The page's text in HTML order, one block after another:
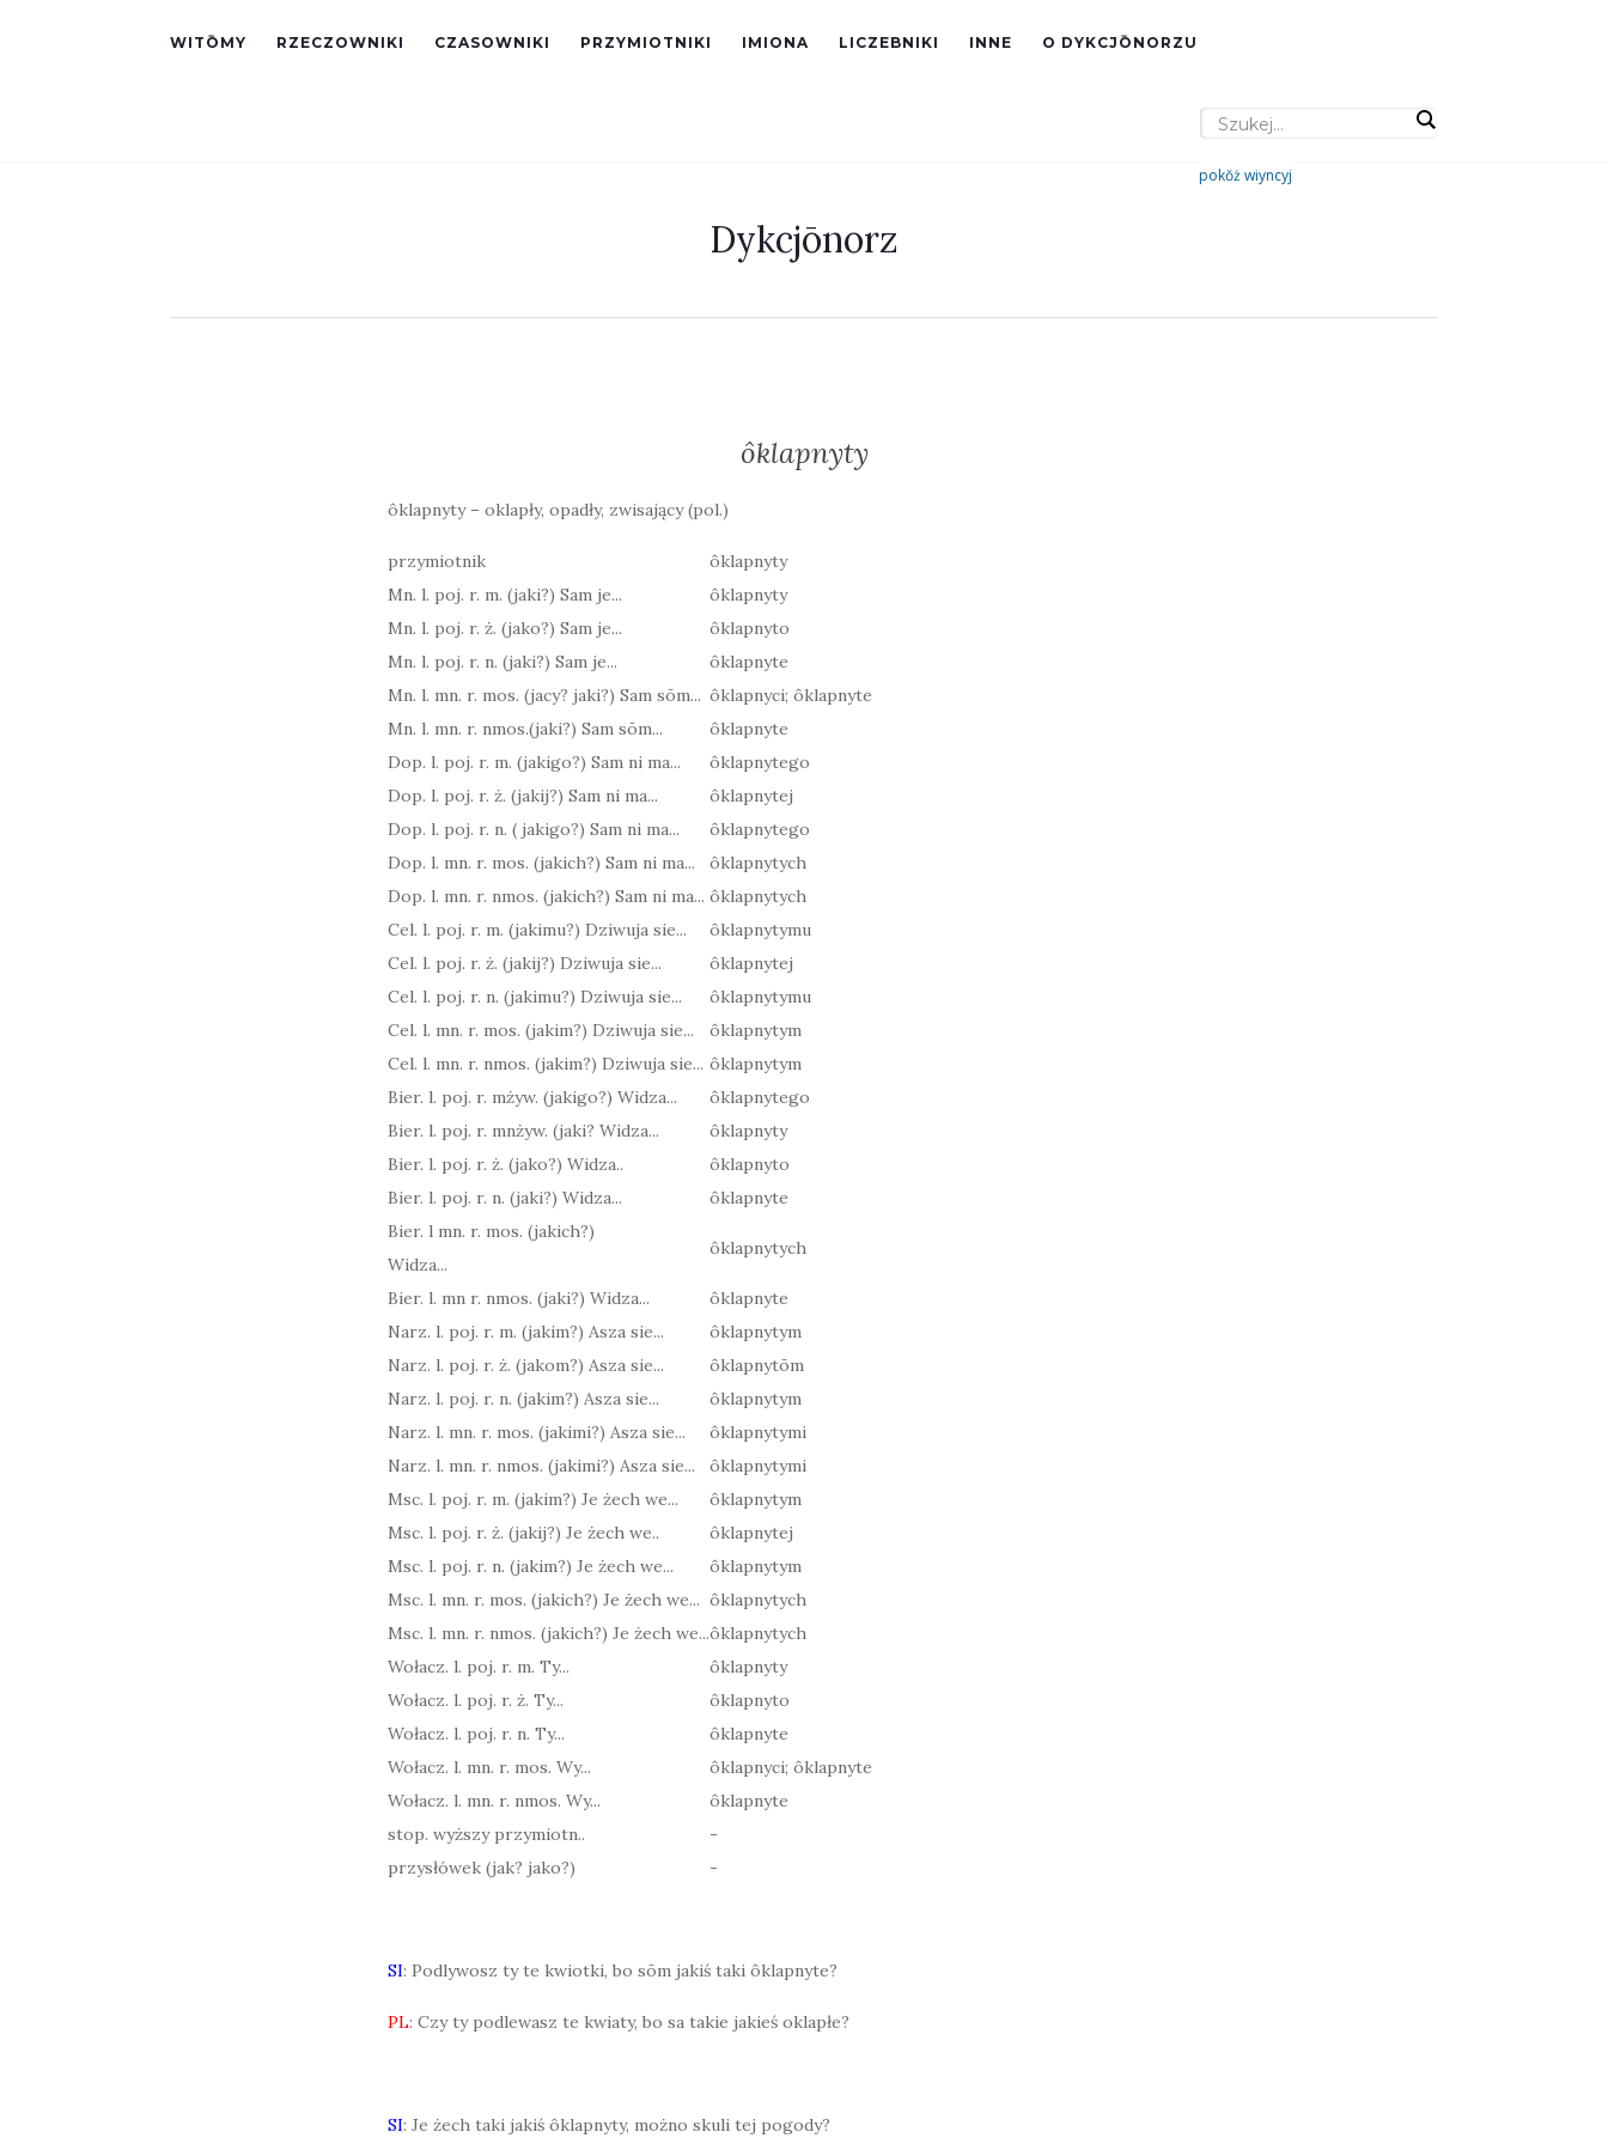
WITŌMY RZECZOWNIKI CZASOWNIKI PRZYMIOTNIKI IMIONA LICZEBNIKI INNE O DYKCJŌNORZU
pokŏż wiyncyj
Dykcjōnorz
ôklapnyty
ôklapnyty – oklapły, opadły, zwisający (pol.)
przymiotnik
ôklapnyty
Mn. l. poj. r. m. (jaki?) Sam je...
ôklapnyty
Mn. l. poj. r. ż. (jako?) Sam je...
ôklapnyto
Mn. l. poj. r. n. (jaki?) Sam je...
ôklapnyte
Mn. l. mn. r. mos. (jacy? jaki?) Sam sōm... ôklapnyci; ôklapnyte
Mn. l. mn. r. nmos.(jaki?) Sam sōm...
ôklapnyte
Dop. l. poj. r. m. (jakigo?) Sam ni ma...
ôklapnytego
Dop. l. poj. r. ż. (jakij?) Sam ni ma...
ôklapnytej
Dop. l. poj. r. n. ( jakigo?) Sam ni ma...
ôklapnytego
Dop. l. mn. r. mos. (jakich?) Sam ni ma...
ôklapnytych
Dop. l. mn. r. nmos. (jakich?) Sam ni ma... ôklapnytych
Cel. l. poj. r. m. (jakimu?) Dziwuja sie...
ôklapnytymu
Cel. l. poj. r. ż. (jakij?) Dziwuja sie...
ôklapnytej
Cel. l. poj. r. n. (jakimu?) Dziwuja sie...
ôklapnytymu
Cel. l. mn. r. mos. (jakim?) Dziwuja sie...
ôklapnytym
Cel. l. mn. r. nmos. (jakim?) Dziwuja sie... ôklapnytym
Bier. l. poj. r. mżyw. (jakigo?) Widza...
ôklapnytego
Bier. l. poj. r. mnżyw. (jaki? Widza...
ôklapnyty
Bier. l. poj. r. ż. (jako?) Widza..
ôklapnyto
Bier. l. poj. r. n. (jaki?) Widza...
ôklapnyte
Bier. l mn. r. mos. (jakich?)
Widza...
ôklapnytych
Bier. l. mn r. nmos. (jaki?) Widza...
ôklapnyte
Narz. l. poj. r. m. (jakim?) Asza sie...
ôklapnytym
Narz. l. poj. r. ż. (jakom?) Asza sie...
ôklapnytōm
Narz. l. poj. r. n. (jakim?) Asza sie...
ôklapnytym
Narz. l. mn. r. mos. (jakimi?) Asza sie...
ôklapnytymi
Narz. l. mn. r. nmos. (jakimi?) Asza sie...
ôklapnytymi
Msc. l. poj. r. m. (jakim?) Je żech we...
ôklapnytym
Msc. l. poj. r. ż. (jakij?) Je żech we..
ôklapnytej
Msc. l. poj. r. n. (jakim?) Je żech we...
ôklapnytym
Msc. l. mn. r. mos. (jakich?) Je żech we... ôklapnytych
Msc. l. mn. r. nmos. (jakich?) Je żech we...ôklapnytych
Wołacz. l. poj. r. m. Ty...
ôklapnyty
Wołacz. l. poj. r. ż. Ty...
ôklapnyto
Wołacz. l. poj. r. n. Ty...
ôklapnyte
Wołacz. l. mn. r. mos. Wy...
ôklapnyci; ôklapnyte
Wołacz. l. mn. r. nmos. Wy...
ôklapnyte
stop. wyższy przymiotn..
-
przysłówek (jak? jako?)
-
SI: Podlywosz ty te kwiotki, bo sōm jakiś taki ôklapnyte?
PL: Czy ty podlewasz te kwiaty, bo sa takie jakieś oklapłe?
SI: Je żech taki jakiś ôklapnyty, możno skuli tej pogody?